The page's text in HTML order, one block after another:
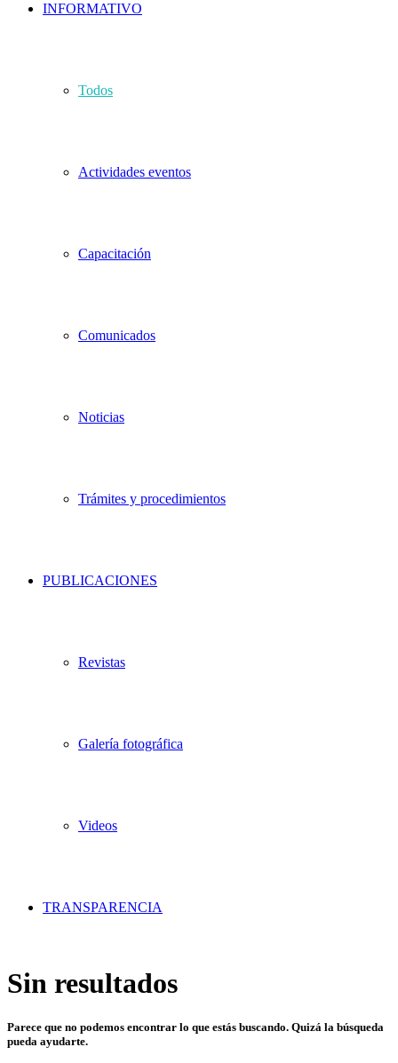
INFORMATIVO
Todos
Actividades eventos
Capacitación
Comunicados
Noticias
Trámites y procedimientos
PUBLICACIONES
Revistas
Galería fotográfica
Videos
TRANSPARENCIA
Sin resultados
Parece que no podemos encontrar lo que estás buscando. Quizá la búsqueda
pueda ayudarte.